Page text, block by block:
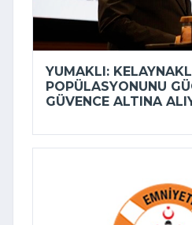
YUMAKLI:
POPÜLASYONUNU
GÜVENCE ALTINA